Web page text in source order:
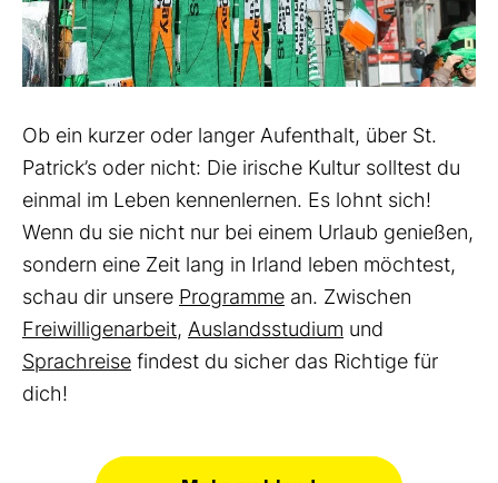
Ob ein kurzer oder langer Aufenthalt, über St.
Patrick’s oder nicht: Die irische Kultur solltest du
einmal im Leben kennenlernen. Es lohnt sich!
Wenn du sie nicht nur bei einem Urlaub genießen,
sondern eine Zeit lang in Irland leben möchtest,
schau dir unsere Programme an. Zwischen
Freiwilligenarbeit, Auslandsstudium und
Sprachreise findest du sicher das Richtige für
dich!